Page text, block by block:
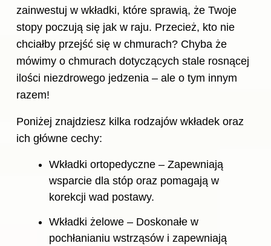
zainwestuj w wkładki, które sprawią, że Twoje
stopy poczują się jak w raju. Przecież, kto nie
chciałby przejść się w chmurach? Chyba że
mówimy o chmurach dotyczących stale rosnącej
ilości niezdrowego jedzenia – ale o tym innym
razem!
Poniżej znajdziesz kilka rodzajów wkładek oraz
ich główne cechy:
Wkładki ortopedyczne – Zapewniają
wsparcie dla stóp oraz pomagają w
korekcji wad postawy.
Wkładki żelowe – Doskonałe w
pochłanianiu wstrząsów i zapewniają